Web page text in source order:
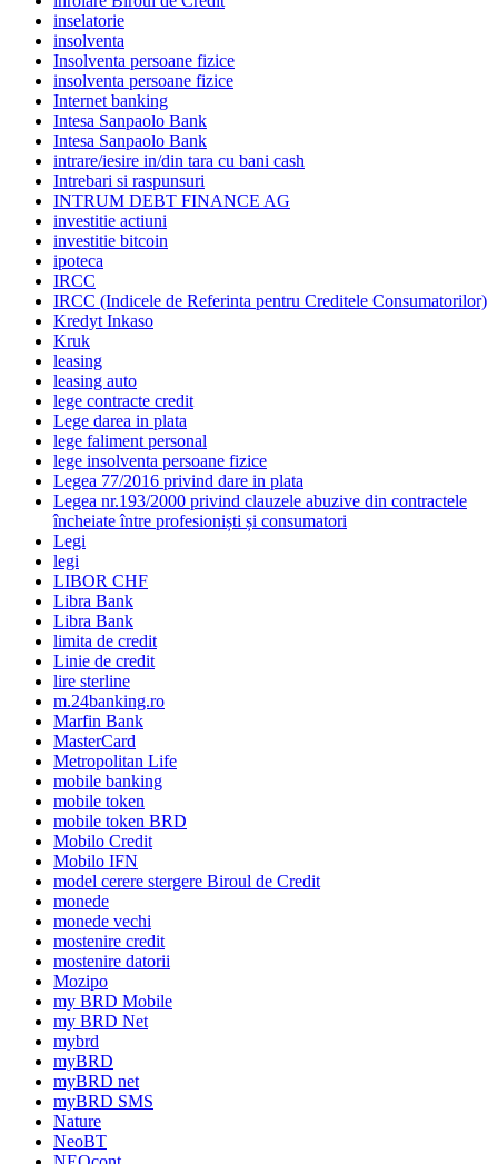
inselatorie
insolventa
Insolventa persoane fizice
insolventa persoane fizice
Internet banking
Intesa Sanpaolo Bank
Intesa Sanpaolo Bank
intrare/iesire in/din tara cu bani cash
Intrebari si raspunsuri
INTRUM DEBT FINANCE AG
investitie actiuni
investitie bitcoin
ipoteca
IRCC
IRCC (Indicele de Referinta pentru Creditele Consumatorilor)
Kredyt Inkaso
Kruk
leasing
leasing auto
lege contracte credit
Lege darea in plata
lege faliment personal
lege insolventa persoane fizice
Legea 77/2016 privind dare in plata
Legea nr.193/2000 privind clauzele abuzive din contractele
încheiate între profesioniști și consumatori
Legi
legi
LIBOR CHF
Libra Bank
Libra Bank
limita de credit
Linie de credit
lire sterline
m.24banking.ro
Marfin Bank
MasterCard
Metropolitan Life
mobile banking
mobile token
mobile token BRD
Mobilo Credit
Mobilo IFN
model cerere stergere Biroul de Credit
monede
monede vechi
mostenire credit
mostenire datorii
Mozipo
my BRD Mobile
my BRD Net
mybrd
myBRD
myBRD net
myBRD SMS
Nature
NeoBT